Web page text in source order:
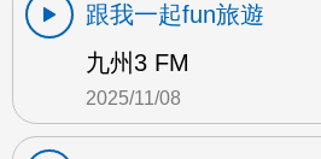
跟我一起fun旅遊
九州3 FM
2025/11/08